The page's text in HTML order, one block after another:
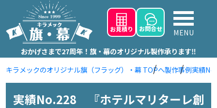
お見積り お問合せ
MENU
おかげさまで27周年！旗・幕のオリジナル製作承ります‼
キラメックのオリジナル旗（フラッグ）・幕 TOPへ製作事例実績
実績No.228 『ホテルマリターレ創